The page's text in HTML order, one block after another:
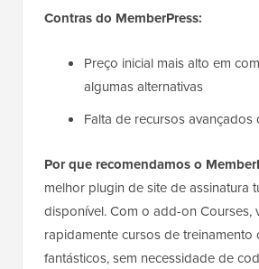
Contras do MemberPress:
Preço inicial mais alto em
algumas alternativas
Falta de recursos avançados
Por que recomendamos o
melhor plugin de site de assinatura
disponível. Com o add-on Courses,
rapidamente cursos de treinamento
fantásticos, sem necessidade de